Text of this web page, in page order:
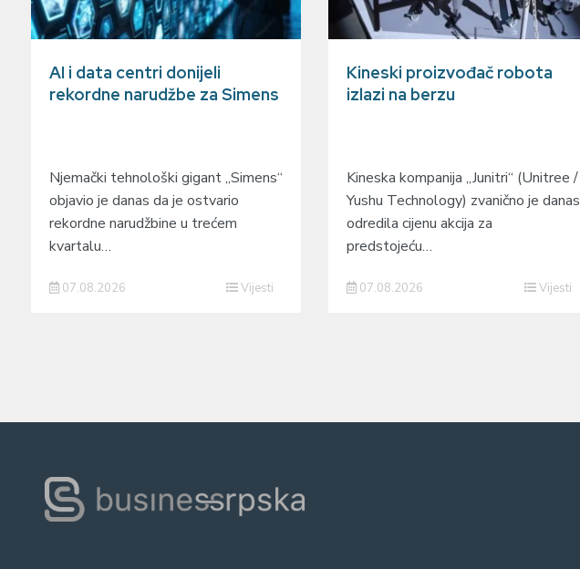
AI i data centri donijeli
rekordne narudžbe za Simens
Njemački tehnološki gigant „Simens“
objavio je danas da je ostvario
rekordne narudžbine u trećem
kvartalu…
07.08.2026 Vijesti
Kineski proizvođač robota
izlazi na berzu
Kineska kompanija „Junitri“ (Unitree /
Yushu Technology) zvanično je danas
odredila cijenu akcija za
predstojeću…
07.08.2026 Vijesti